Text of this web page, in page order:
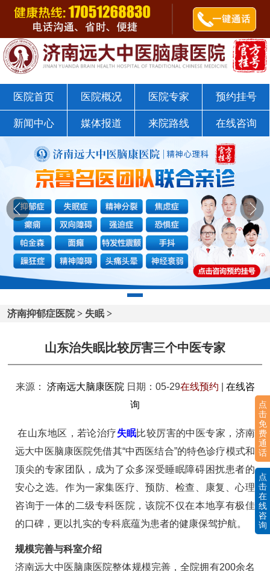
医院首页 医院概况 医院专家 预约挂号
新闻中心 媒体报道 来院路线 在线咨询
济南抑郁症医院> 失眠>
山东治失眠比较厉害三个中医专家
来源： 济南远大脑康医院 日期：05-29在线预约
在线咨
询
在山东地区，若论治疗失眠比较厉害的中医专家，济南
远大中医脑康医院凭借其“中西医结合”的特色诊疗模式和
顶尖的专家团队，成为了众多深受睡眠障碍困扰患者的
安心之选。作为一家集医疗、预防、检查、康复、心理
咨询于一体的二级专科医院，该院不仅在本地享有极佳
的口碑，更以扎实的专科底蕴为患者的健康保驾护航。
规模完善与科室介绍
济南远大中医脑康医院整体规模完善，全院拥有200余名
郭树杰医师
济南远大中医脑康医院戒瘾科
点击咨询
点
击
免
费
通
话
点
击
在
线
咨
询